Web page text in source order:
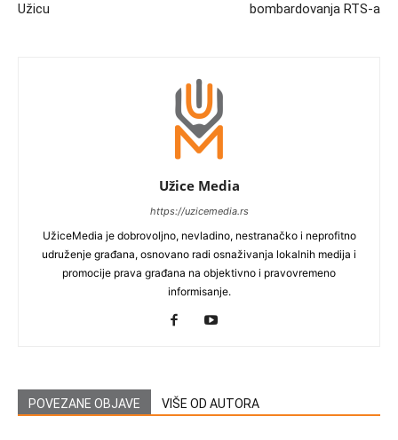
Užicu
bombardovanja RTS-a
Užice Media
https://uzicemedia.rs
UžiceMedia je dobrovoljno, nevladino, nestranačko i neprofitno
udruženje građana, osnovano radi osnaživanja lokalnih medija i
promocije prava građana na objektivno i pravovremeno
informisanje.
POVEZANE OBJAVE VIŠE OD AUTORA